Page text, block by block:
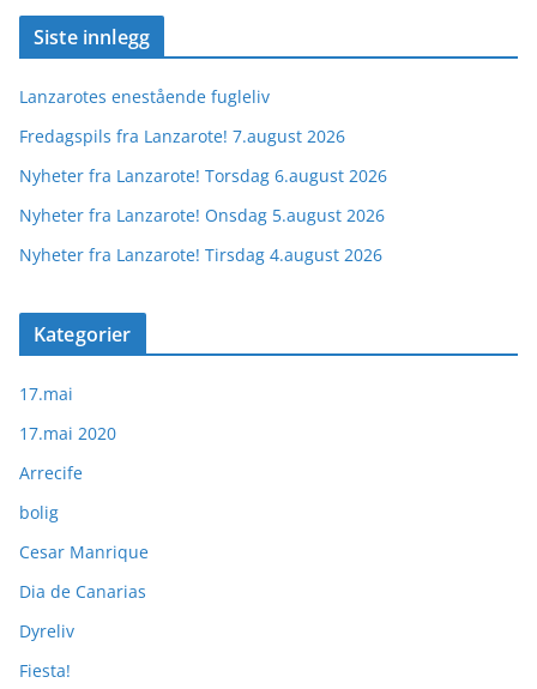
Siste innlegg
Lanzarotes enestående fugleliv
Fredagspils fra Lanzarote! 7.august 2026
Nyheter fra Lanzarote! Torsdag 6.august 2026
Nyheter fra Lanzarote! Onsdag 5.august 2026
Nyheter fra Lanzarote! Tirsdag 4.august 2026
Kategorier
17.mai
17.mai 2020
Arrecife
bolig
Cesar Manrique
Dia de Canarias
Dyreliv
Fiesta!